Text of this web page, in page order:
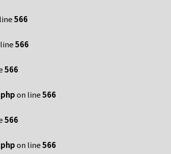
566
566
566
on line566
566
on line566